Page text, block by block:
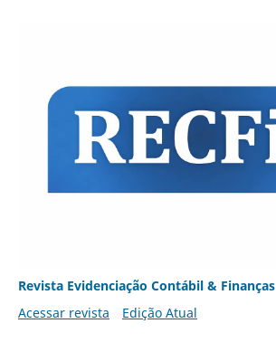
Revista Evidenciação Contábil & Finanças
Acessar revista
Edição Atual